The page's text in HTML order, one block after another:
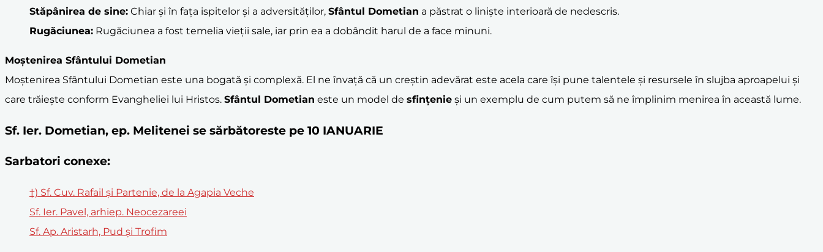
Stăpânirea de sine: Chiar și în fața ispitelor și a adversităților, Sfântul Dometian a păstrat o liniște interioară de nedescris.
Rugăciunea: Rugăciunea a fost temelia vieții sale, iar prin ea a dobândit harul de a face minuni.
Moștenirea Sfântului Dometian
Moștenirea Sfântului Dometian este una bogată și complexă. El ne învață că un creștin adevărat este acela care își pune talentele și resursele în slujba aproapelui și
care trăiește conform Evangheliei lui Hristos. Sfântul Dometian este un model de sfințenie și un exemplu de cum putem să ne împlinim menirea în această lume.
Sf. Ier. Dometian, ep. Melitenei se sărbătoreste pe 10 IANUARIE
Sarbatori conexe:
†) Sf. Cuv. Rafail și Partenie, de la Agapia Veche
Sf. Ier. Pavel, arhiep. Neocezareei
Sf. Ap. Aristarh, Pud și Trofim